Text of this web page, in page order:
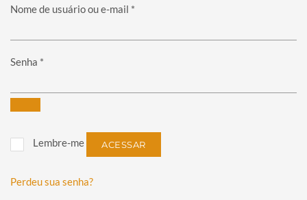
Nome de usuário ou e-mail *
Senha *
Lembre-me ACESSAR
Perdeu sua senha?